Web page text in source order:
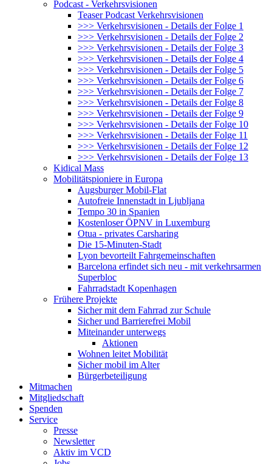
Podcast - Verkehrsvisionen
Teaser Podcast Verkehrsvisionen
>>> Verkehrsvisionen - Details der Folge 1
>>> Verkehrsvisionen - Details der Folge 2
>>> Verkehrsvisionen - Details der Folge 3
>>> Verkehrsvisionen - Details der Folge 4
>>> Verkehrsvisionen - Details der Folge 5
>>> Verkehrsvisionen - Details der Folge 6
>>> Verkehrsvisionen - Details der Folge 7
>>> Verkehrsvisionen - Details der Folge 8
>>> Verkehrsvisionen - Details der Folge 9
>>> Verkehrsvisionen - Details der Folge 10
>>> Verkehrsvisionen - Details der Folge 11
>>> Verkehrsvisionen - Details der Folge 12
>>> Verkehrsvisionen - Details der Folge 13
Kidical Mass
Mobilitätspioniere in Europa
Augsburger Mobil-Flat
Autofreie Innenstadt in Ljubljana
Tempo 30 in Spanien
Kostenloser ÖPNV in Luxemburg
Otua - privates Carsharing
Die 15-Minuten-Stadt
Lyon bevorteilt Fahrgemeinschaften
Barcelona erfindet sich neu - mit verkehrsarmen
Superbloc
Fahrradstadt Kopenhagen
Frühere Projekte
Sicher mit dem Fahrrad zur Schule
Sicher und Barrierefrei Mobil
Miteinander unterwegs
Aktionen
Wohnen leitet Mobilität
Sicher mobil im Alter
Bürgerbeteiligung
Mitmachen
Mitgliedschaft
Spenden
Service
Presse
Newsletter
Aktiv im VCD